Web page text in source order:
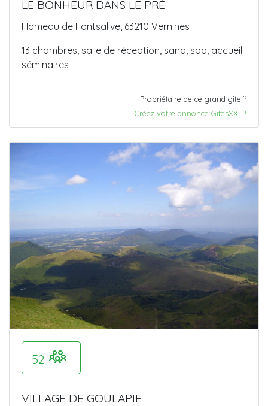
LE BONHEUR DANS LE PRÉ
Hameau de Fontsalive, 63210 Vernines
13 chambres, salle de réception, sana, spa, accueil
séminaires
Propriétaire de ce grand gîte ?
Créez votre annonce GitesXXL !
52
VILLAGE DE GOULAPIE